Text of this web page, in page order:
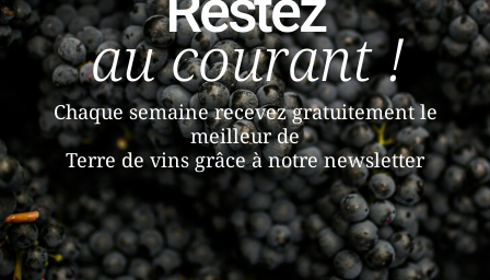
au courant !
Chaque semaine recevez gratuitement le
meilleur de
Terre de vins grâce à notre newsletter